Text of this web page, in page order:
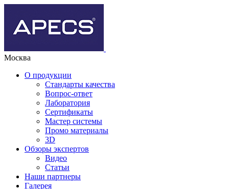
Москва
О продукции
Стандарты качества
Вопрос-ответ
Лаборатория
Сертификаты
Мастер системы
Промо материалы
3D
Обзоры экспертов
Видео
Статьи
Наши партнеры
Галерея